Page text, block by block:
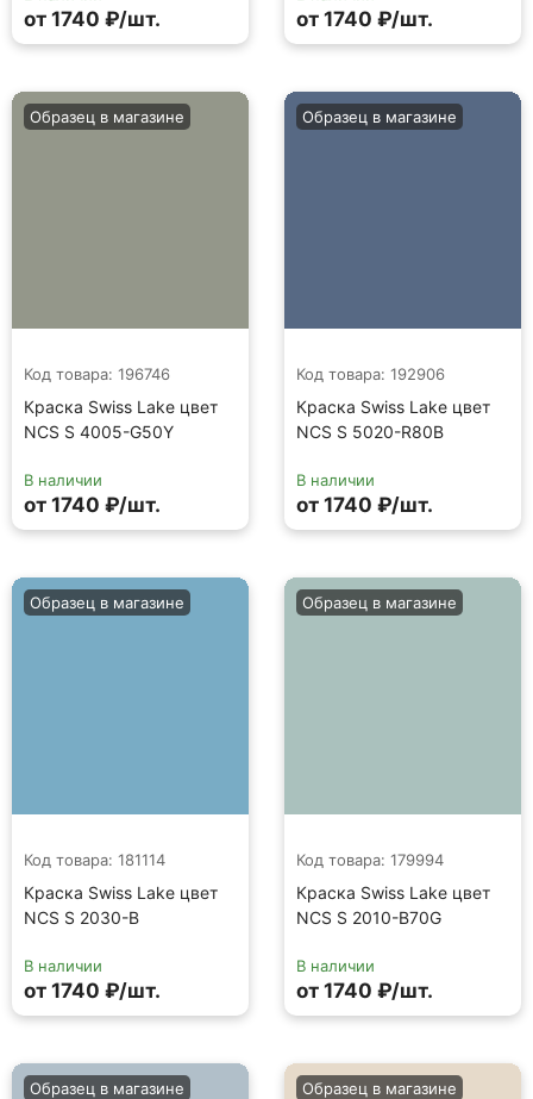
от 1740 ₽/шт. от 1740 ₽/шт.
Код товара: 196746
Краска Swiss Lake цвет
NCS S 4005-G50Y
Образец в магазине
В наличии
от 1740 ₽/шт.
Код товара: 192906
Краска Swiss Lake цвет
NCS S 5020-R80B
Образец в магазине
В наличии
от 1740 ₽/шт.
Код товара: 181114
Краска Swiss Lake цвет
NCS S 2030-B
Образец в магазине
В наличии
от 1740 ₽/шт.
Код товара: 179994
Краска Swiss Lake цвет
NCS S 2010-B70G
Образец в магазине
В наличии
от 1740 ₽/шт.
Образец в магазине Образец в магазине